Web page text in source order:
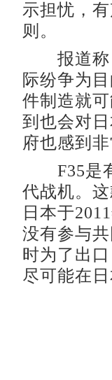
示担忧，
则。
报道称，
际纷争为
件制造就
到也会对
府也感到非
F35是有
代战机。
日本于
没有参与
时为了出
尽可能在